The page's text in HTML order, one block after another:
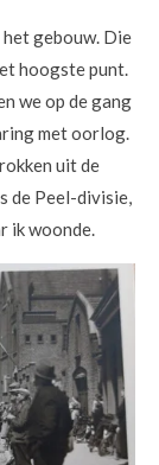
gebouw. Die
hoogste punt.
we op de gang
met oorlog.
uit de
de Peel-divisie,
ik woonde.